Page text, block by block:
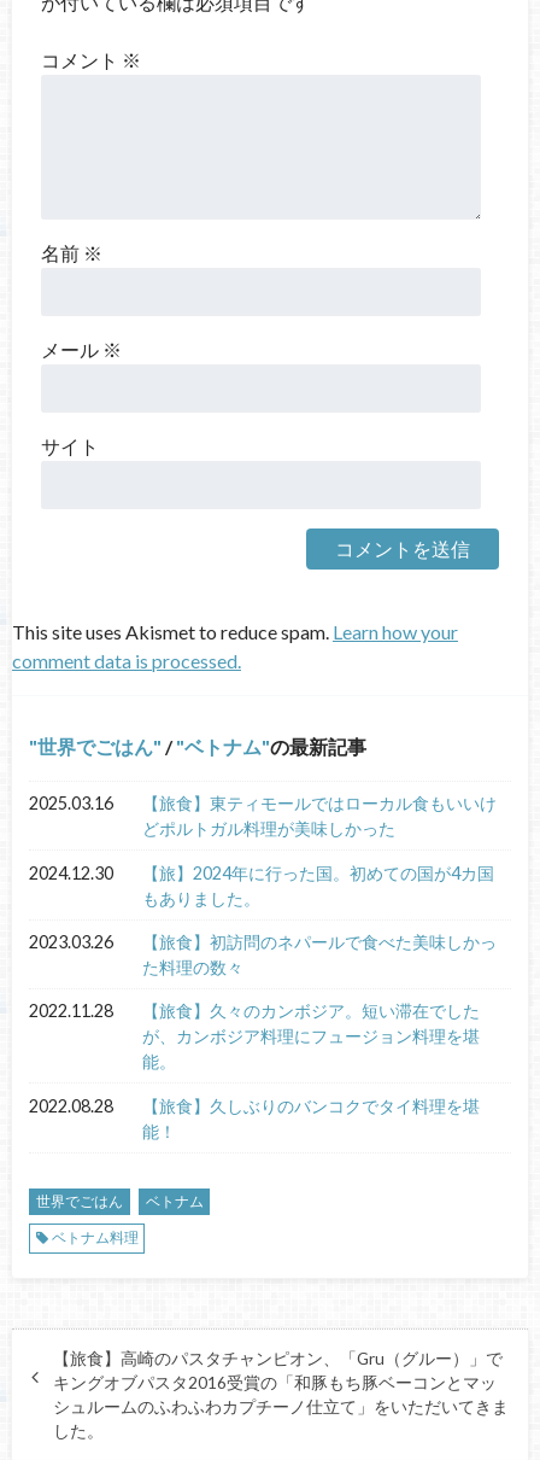
コメント ※
名前 ※
メール ※
サイト
This site uses Akismet to reduce spam. Learn how your
comment data is processed.
世界でごはん / ベトナム の最新記事
2025.03.16
【旅食】東ティモールではローカル食もいいけ
どポルトガル料理が美味しかった
2024.12.30
【旅】2024年に行った国。初めての国が4カ国
もありました。
2023.03.26
【旅食】初訪問のネパールで食べた美味しかっ
た料理の数々
2022.11.28
【旅食】久々のカンボジア。短い滞在でした
が、カンボジア料理にフュージョン料理を堪
能。
2022.08.28
【旅食】久しぶりのバンコクでタイ料理を堪
能！
世界でごはん
ベトナム
ベトナム料理
【旅食】高崎のパスタチャンピオン、「Gru（グルー）」で
キングオブパスタ2016受賞の「和豚もち豚ベーコンとマッ
シュルームのふわふわカプチーノ仕立て」をいただいてきま
した。